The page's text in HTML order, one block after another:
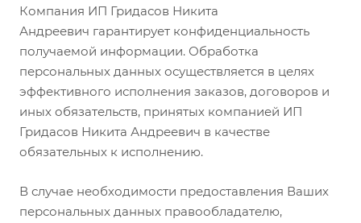
Компания ИП Гридасов Никита
Андреевич гарантирует конфиденциальность
получаемой информации. Обработка
персональных данных осуществляется в целях
эффективного исполнения заказов, договоров и
иных обязательств, принятых компанией ИП
Гридасов Никита Андреевич в качестве
обязательных к исполнению.
В случае необходимости предоставления Ваших
персональных данных правообладателю,